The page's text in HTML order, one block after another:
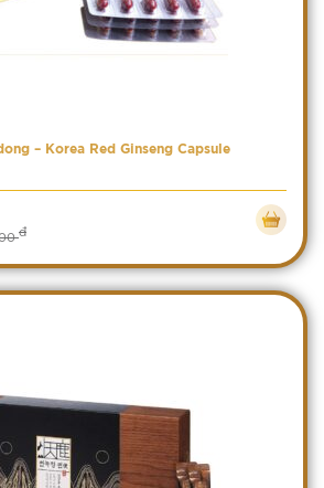
– Korea Red Ginseng Capsule
đ